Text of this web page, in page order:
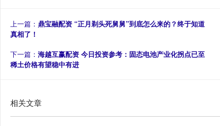
上一篇： 鼎宝融配资 “正月剃头死舅舅”到底怎么来的？终于知道
真相了！
下一篇： 海越互赢配资 今日投资参考：固态电池产业化拐点已至
稀土价格有望稳中有进
相关文章